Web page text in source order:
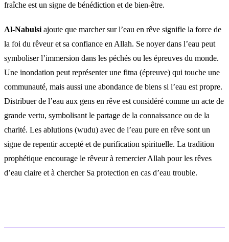
fraîche est un signe de bénédiction et de bien-être.
Al-Nabulsi ajoute que marcher sur l’eau en rêve signifie la force de
la foi du rêveur et sa confiance en Allah. Se noyer dans l’eau peut
symboliser l’immersion dans les péchés ou les épreuves du monde.
Une inondation peut représenter une fitna (épreuve) qui touche une
communauté, mais aussi une abondance de biens si l’eau est propre.
Distribuer de l’eau aux gens en rêve est considéré comme un acte de
grande vertu, symbolisant le partage de la connaissance ou de la
charité. Les ablutions (wudu) avec de l’eau pure en rêve sont un
signe de repentir accepté et de purification spirituelle. La tradition
prophétique encourage le rêveur à remercier Allah pour les rêves
d’eau claire et à chercher Sa protection en cas d’eau trouble.